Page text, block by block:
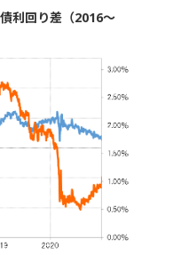
利回り差（2016～